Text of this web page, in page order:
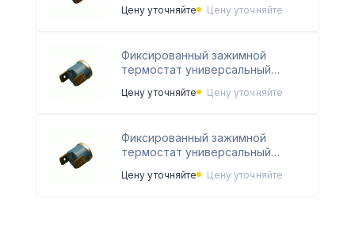
Цену уточняйте Цену уточняйте
Фиксированный зажимной
термостат универсальный
Цену уточняйте Цену уточняйте
Фиксированный зажимной
термостат универсальный
Цену уточняйте Цену уточняйте